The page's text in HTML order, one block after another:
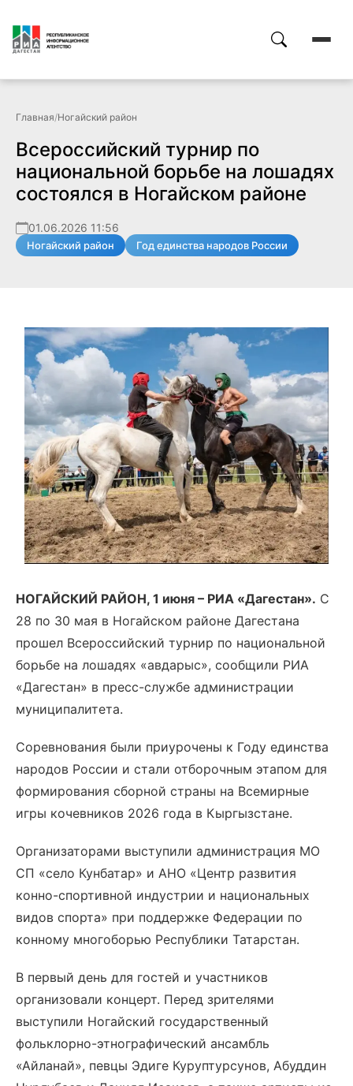
Главная/Ногайский район
Всероссийский турнир по
национальной борьбе на лошадях
состоялся в Ногайском районе
01.06.2026 11:56
Ногайский район Год единства народов России
НОГАЙСКИЙ РАЙОН, 1 июня – РИА «Дагестан». С
28 по 30 мая в Ногайском районе Дагестана
прошел Всероссийский турнир по национальной
борьбе на лошадях «авдарыс», сообщили РИА
«Дагестан» в пресс-службе администрации
муниципалитета.
Соревнования были приурочены к Году единства
народов России и стали отборочным этапом для
формирования сборной страны на Всемирные
игры кочевников 2026 года в Кыргызстане.
Организаторами выступили администрация МО
СП «село Кунбатар» и АНО «Центр развития
конно-спортивной индустрии и национальных
видов спорта» при поддержке Федерации по
конному многоборью Республики Татарстан.
В первый день для гостей и участников
организовали концерт. Перед зрителями
выступили Ногайский государственный
фольклорно-этнографический ансамбль
«Айланай», певцы Эдиге Куруптурсунов, Абуддин